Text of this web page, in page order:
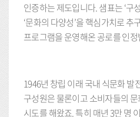
인증하는 제도입니다. 샘표는 ‘구
‘문화의 다양성’을 핵심가치로
프로그램을 운영해온 공로를 인
1946년 창립 이래 국내 식문화 발
구성원은 물론이고 소비자들의
시도를 해왔죠. 특히 매년 3만 명